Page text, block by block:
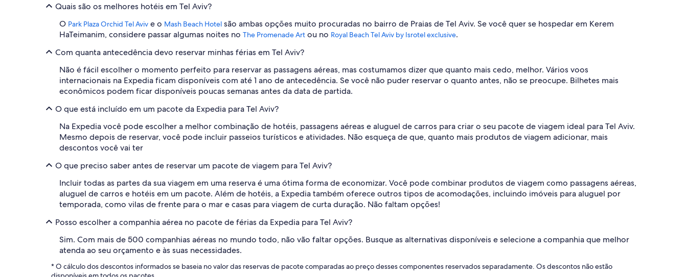
Quais são os melhores hotéis em Tel Aviv?
O Park Plaza Orchid Tel Aviv e o Mash Beach Hotel são ambas opções muito procuradas no bairro de Praias de Tel Aviv. Se você quer se hospedar em Kerem
HaTeimanim, considere passar algumas noites no The Promenade Art ou no Royal Beach Tel Aviv by Isrotel exclusive.
Com quanta antecedência devo reservar minhas férias em Tel Aviv?
Não é fácil escolher o momento perfeito para reservar as passagens aéreas, mas costumamos dizer que quanto mais cedo, melhor. Vários voos
internacionais na Expedia ficam disponíveis com até 1 ano de antecedência. Se você não puder reservar o quanto antes, não se preocupe. Bilhetes mais
econômicos podem ficar disponíveis poucas semanas antes da data de partida.
O que está incluído em um pacote da Expedia para Tel Aviv?
Na Expedia você pode escolher a melhor combinação de hotéis, passagens aéreas e aluguel de carros para criar o seu pacote de viagem ideal para Tel Aviv.
Mesmo depois de reservar, você pode incluir passeios turísticos e atividades. Não esqueça de que, quanto mais produtos de viagem adicionar, mais
descontos você vai ter
O que preciso saber antes de reservar um pacote de viagem para Tel Aviv?
Incluir todas as partes da sua viagem em uma reserva é uma ótima forma de economizar. Você pode combinar produtos de viagem como passagens aéreas,
aluguel de carros e hotéis em um pacote. Além de hotéis, a Expedia também oferece outros tipos de acomodações, incluindo imóveis para aluguel por
temporada, como vilas de frente para o mar e casas para viagem de curta duração. Não faltam opções!
Posso escolher a companhia aérea no pacote de férias da Expedia para Tel Aviv?
Sim. Com mais de 500 companhias aéreas no mundo todo, não vão faltar opções. Busque as alternativas disponíveis e selecione a companhia que melhor
atenda ao seu orçamento e às suas necessidades.
* O cálculo dos descontos informados se baseia no valor das reservas de pacote comparadas ao preço desses componentes reservados separadamente. Os descontos não estão